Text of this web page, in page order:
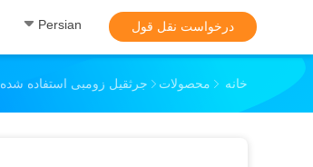
Persian درخواست نقل قول
خانه محصولات جرثقیل زومبی استفاده شده